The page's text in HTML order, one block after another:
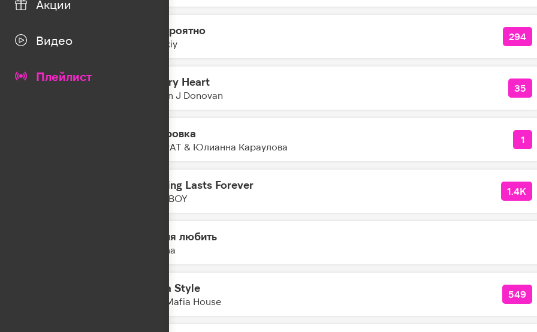
Акции
Видео
Плейлист
05:53 Невероятно
Zvonkiy
294
Hungry Heart
Declan J Donovan
35
Газировка
SOCRAT & Юлианна Караулова
1
Nothing Lasts Forever
FAST BOY
1.4K
Время любить
Nyusha
Mafia Style
Trap Mafia House
549